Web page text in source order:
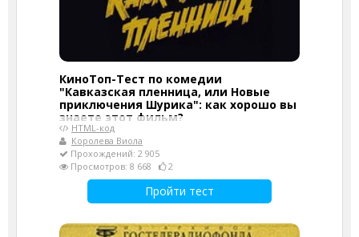
КиноТоп-Тест по комедии
"Кавказская пленница, или Новые
приключения Шурика": как хорошо вы
знаете этот фильм?
HTML-код
Королева Виола
Прохождений: 2 905
Просмотров: 8 668
2
Пройти тест